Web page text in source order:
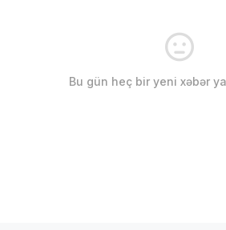
Bu gün heç bir yeni xəbər